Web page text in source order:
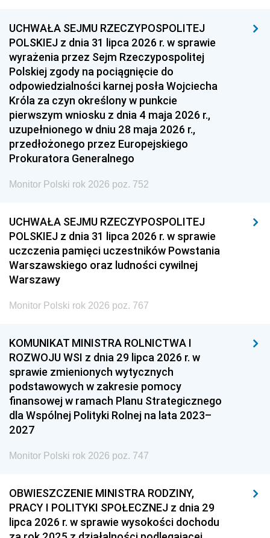
UCHWAŁA SEJMU RZECZYPOSPOLITEJ
POLSKIEJ z dnia 31 lipca 2026 r. w sprawie
wyrażenia przez Sejm Rzeczypospolitej
Polskiej zgody na pociągnięcie do
odpowiedzialności karnej posła Wojciecha
Króla za czyn określony w punkcie
pierwszym wniosku z dnia 4 maja 2026 r.,
uzupełnionego w dniu 28 maja 2026 r.,
przedłożonego przez Europejskiego
Prokuratora Generalnego
Monitor Polski rok 2026 poz. 752
UCHWAŁA SEJMU RZECZYPOSPOLITEJ
POLSKIEJ z dnia 31 lipca 2026 r. w sprawie
uczczenia pamięci uczestników Powstania
Warszawskiego oraz ludności cywilnej
Warszawy
Monitor Polski rok 2026 poz. 767
KOMUNIKAT MINISTRA ROLNICTWA I
ROZWOJU WSI z dnia 29 lipca 2026 r. w
sprawie zmienionych wytycznych
podstawowych w zakresie pomocy
finansowej w ramach Planu Strategicznego
dla Wspólnej Polityki Rolnej na lata 2023–
2027
Monitor Polski rok 2026 poz. 747
OBWIESZCZENIE MINISTRA RODZINY,
PRACY I POLITYKI SPOŁECZNEJ z dnia 29
lipca 2026 r. w sprawie wysokości dochodu